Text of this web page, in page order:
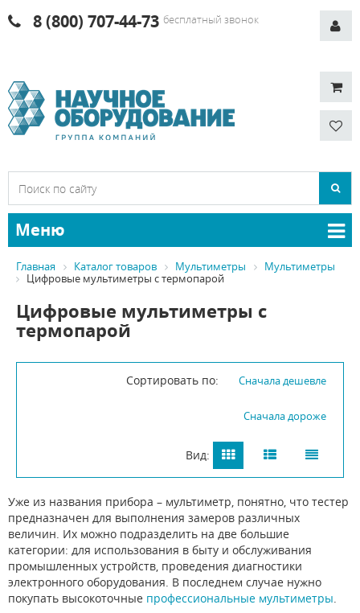
8 (800) 707-44-73 бесплатный звонок
Меню
Главная Каталог товаров Мультиметры
Мультиметры
Цифровые мультиметры с термопарой
Цифровые мультиметры с
термопарой
Сортировать по: Сначала дешевле
Сначала дороже
Вид:
Уже из названия прибора – мультиметр, понятно, что тестер
предназначен для выполнения замеров различных
величин. Их можно подразделить на две большие
категории: для использования в быту и обслуживания
промышленных устройств, проведения диагностики
электронного оборудования. В последнем случае нужно
покупать высокоточные профессиональные мультиметры